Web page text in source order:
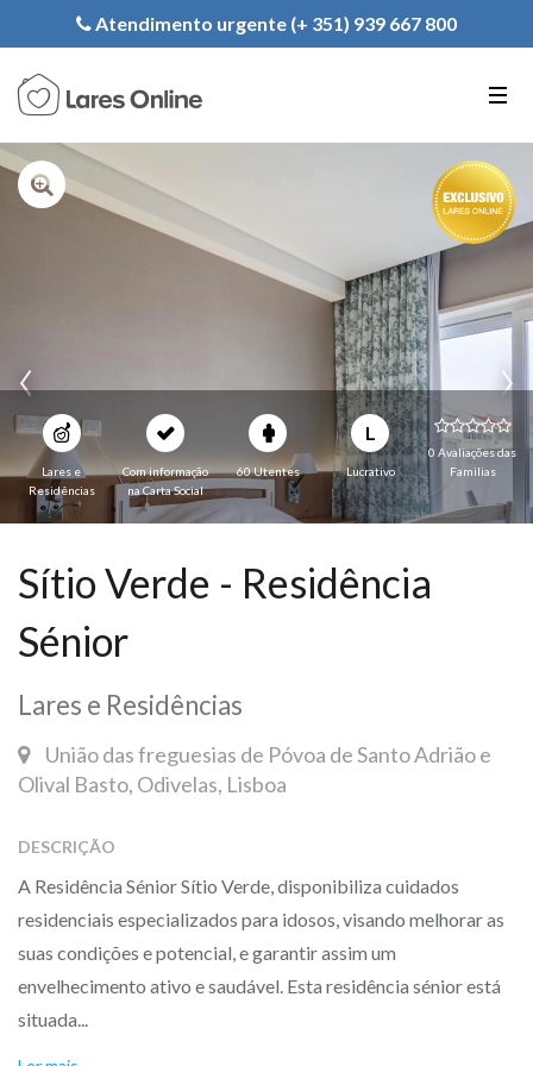
Registe a sua Instituição
Atendimento urgente (+ 351) 939 667 800
Lares e
Residências
Com informação
na Carta Social
60 Utentes
L
Lucrativo
0 Avaliações das
Familias
Sítio Verde - Residência
Sénior
Lares e Residências
União das freguesias de Póvoa de Santo Adrião e
Olival Basto, Odivelas, Lisboa
DESCRIÇÃO
A Residência Sénior Sítio Verde, disponibiliza cuidados
residenciais especializados para idosos, visando melhorar as
suas condições e potencial, e garantir assim um
envelhecimento ativo e saudável. Esta residência sénior está
situada...